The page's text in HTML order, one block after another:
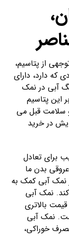
از پتاسیم،
که دارد، دارای
آبی در نمک
این پتاسیم
سلامت قبل می
در خرید
برای تعادل
بدن ما
نمک آبی کمک به
نمک آبی
بالاتری
نمک آبی
خوراکی،